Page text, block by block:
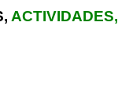
ACTIVIDADES,